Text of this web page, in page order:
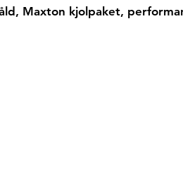
Maxton kjolpaket,